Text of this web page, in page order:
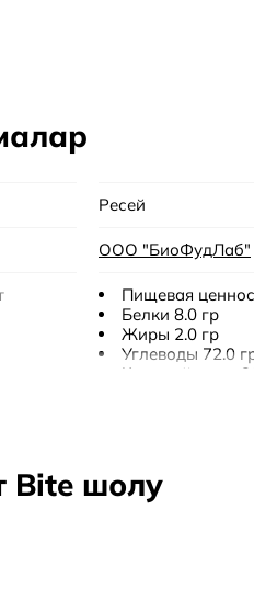
Ресей
ООО "БиоФудЛаб"
Пищевая
Белки 8.0 гр
Жиры 2.0 гр
Углеводы 72.0
Калорийность
6 месяцев
Bite шолу